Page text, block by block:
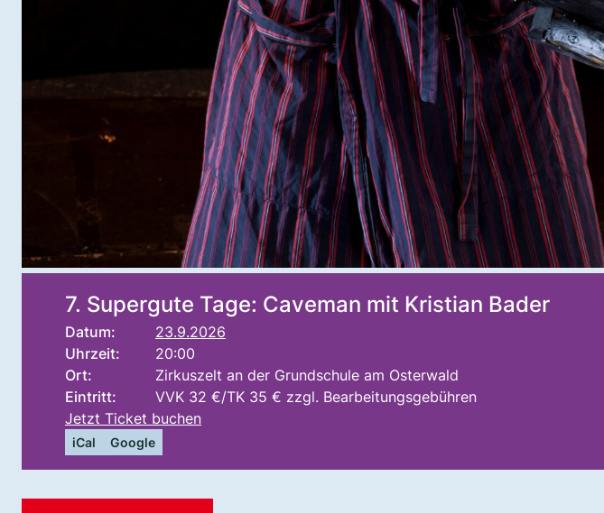
7. Supergute Tage: Caveman mit Kristian Bader
Datum:
23.9.2026
Uhrzeit:
20:00
Ort:
Zirkuszelt an der Grundschule am Osterwald
Eintritt:
VVK 32 €/TK 35 € zzgl. Bearbeitungsgebühren
Jetzt Ticket buchen
iCal Google